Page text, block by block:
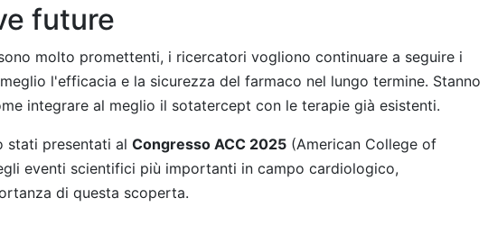
future
molto promettenti, i ricercatori vogliono continuare a seguire i
l'efficacia e la sicurezza del farmaco nel lungo termine. Stanno
integrare al meglio il sotatercept con le terapie già esistenti.
stati presentati al Congresso ACC 2025 (American College of
eventi scientifici più importanti in campo cardiologico,
di questa scoperta.